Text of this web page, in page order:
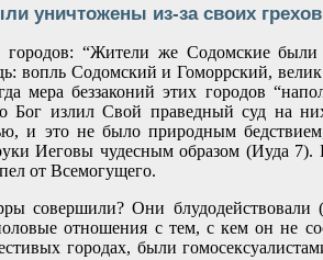
уничтожены из-за своих грехов
городов: “Жители же Содомские
вопль Содомский и Гоморрский,
мера беззаконий этих городов
Бог излил Свой праведный суд на
и это не было природным
Иеговы чудесным образом (Иуда 7).
от Всемогущего.
совершили? Они блудодействовали
отношения с тем, с кем он не
городах, были